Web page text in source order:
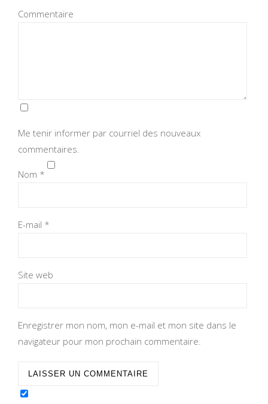
Commentaire
Me tenir informer par courriel des nouveaux
commentaires.
Nom *
E-mail *
Site web
Enregistrer mon nom, mon e-mail et mon site dans le
navigateur pour mon prochain commentaire.